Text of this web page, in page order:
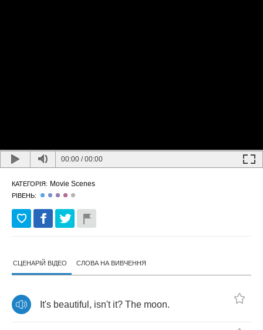
00:00 /00:00
КАТЕГОРІЯ: Movie Scenes
РІВЕНЬ:
СЦЕНАРІЙ ВІДЕО СЛОВА НА ВИВЧЕННЯ
It's beautiful , isn't it? The moon.